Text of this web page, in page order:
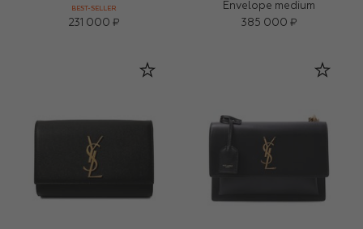
BEST-SELLER
231 000 ₽
Envelope medium
385 000 ₽